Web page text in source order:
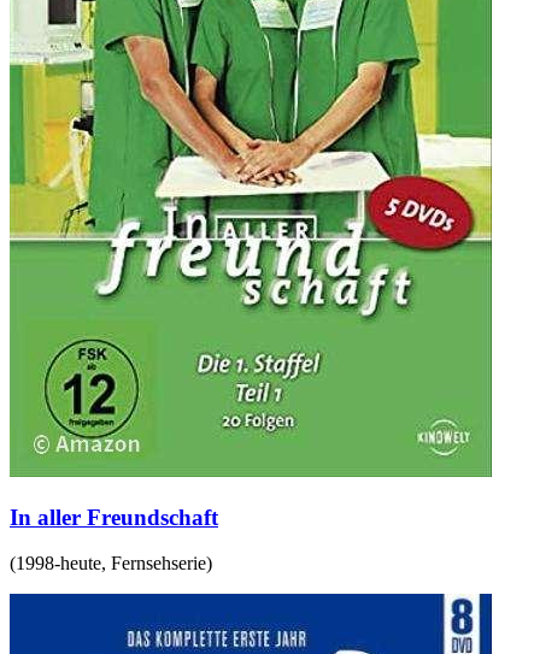
In aller Freundschaft
(1998-heute, Fernsehserie)